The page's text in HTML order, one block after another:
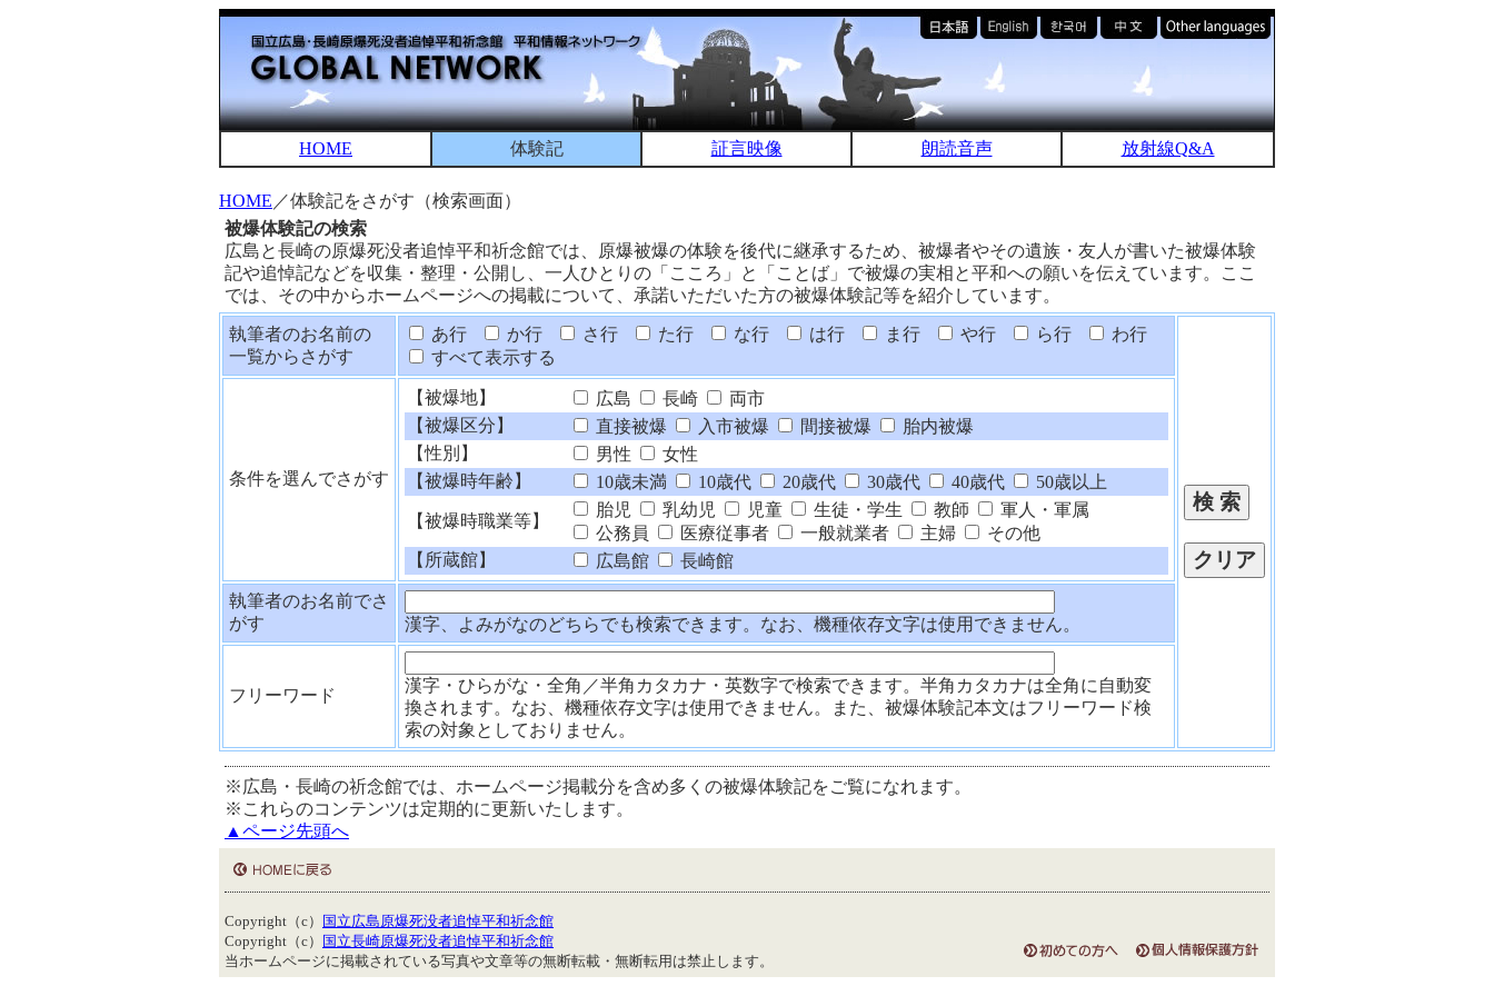
HOME 体験記 証言映像 朗読音声 放射線Q&A
HOME ／体験記をさがす（検索画面）
被爆体験記の検索
広島と長崎の原爆死没者追悼平和祈念館では、原爆被爆の体験を後代に継承するため、被爆者やその遺族・友人が書いた被爆体験
記や追悼記などを収集・整理・公開し、一人ひとりの「こころ」と「ことば」で被爆の実相と平和への願いを伝えています。ここ
では、その中からホームページへの掲載について、承諾いただいた方の被爆体験記等を紹介しています。
執筆者のお名前の
一覧からさがす
あ行 か行 さ行 た行 な行 は行 ま行 や行 ら行
わ行
すべて表示する
条件を選んでさがす
【被爆地】 広島 長崎
両市
【被爆区分】
直接被爆 入市被爆 間接被爆
胎内被爆
【性別】
男性
女性
【被爆時年齢】
10歳未満 10歳代 20歳代 30歳代 40歳代 50歳以上
【被爆時職業等】
胎児 乳幼児 児童 生徒・学生 教師
軍人・軍属
公務員
医療従事者 一般就業者 主婦
その他
【所蔵館】
広島館 長崎館
執筆者のお名前でさ
がす
漢字、よみがなのどちらでも検索できます。なお、機種依存文字は使用できません。
フリーワード
漢字・ひらがな・全角／半角カタカナ・英数字で検索できます。半角カタカナは全角に自動変
換されます。なお、機種依存文字は使用できません。また、被爆体験記本文はフリーワード検
索の対象としておりません。
※広島・長崎の祈念館では、ホームページ掲載分を含め多くの被爆体験記をご覧になれます。
※これらのコンテンツは定期的に更新いたします。
▲ページ先頭へ
Copyright（c）
国立広島原爆死没者追悼平和祈念館
Copyright（c）
国立長崎原爆死没者追悼平和祈念館
当ホームページに掲載されている写真や文章等の無断転載・無断転用は禁止します。